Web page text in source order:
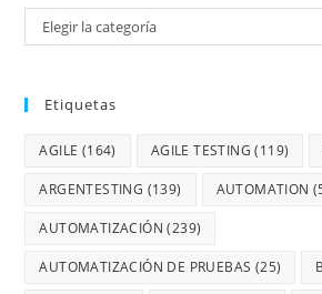
Elegir la categoría
Etiquetas
AGILE (164) AGILE TESTING (119)
ARGENTESTING (139) AUTOMATION
AUTOMATIZACIÓN (239)
AUTOMATIZACIÓN DE PRUEBAS (25)